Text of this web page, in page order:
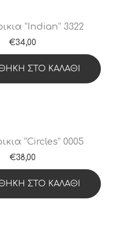
“Indian” 3322
€34,00
ΣΤΟ ΚΑΛΆΘΙ
“Circles” 0005
€38,00
ΣΤΟ ΚΑΛΆΘΙ